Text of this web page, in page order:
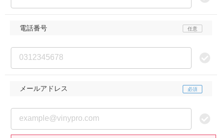
電話番号
メールアドレス